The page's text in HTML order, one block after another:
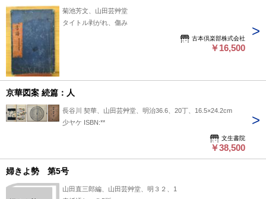
菊池芳文、山田芸艸堂
タイトル剥がれ、傷み
古本倶楽部株式会社
￥16,500
京華図案 続篇：人
長谷川 契華、山田芸艸堂、明治36.6、20丁、16.5×24.2cm
少ヤケ ISBN:**
文生書院
￥38,500
婦きよ勢 第5号
山田直三郎編、山田芸艸堂、明３２、1